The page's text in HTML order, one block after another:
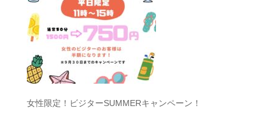
女性限定！ビジターSUMMERキャンペーン！